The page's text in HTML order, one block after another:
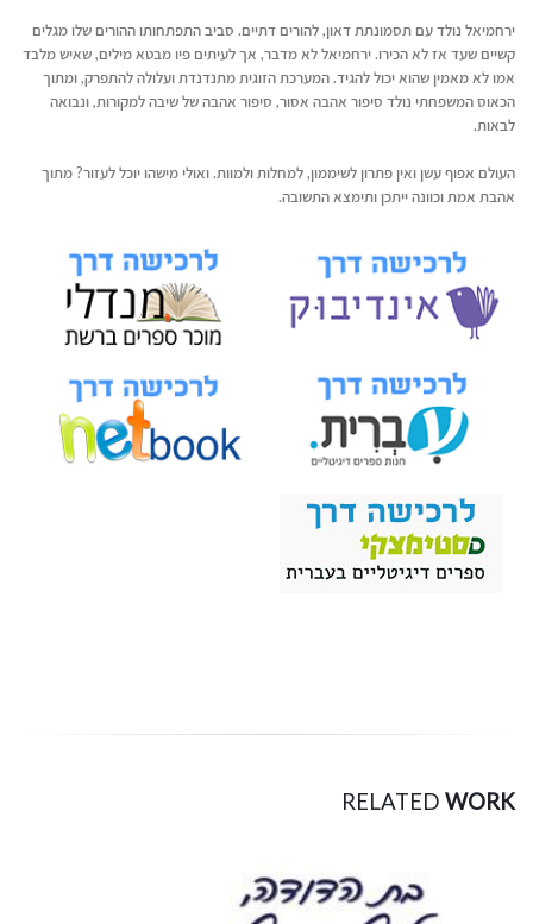
ירחמיאל נולד עם תסמונתת דאון, להורים דתיים. סביב התפתחותו ההורים שלו מגלים
קשיים שעד אז לא הכירו. ירחמיאל לא מדבר, אך לעיתים פיו מבטא מילים, שאיש מלבד
אמו לא מאמין שהוא יכול להגיד. המערכת הזוגית מתנדנדת ועלולה להתפרק, ומתוך
הכאוס המשפחתי נולד סיפור אהבה אסור, סיפור אהבה של שיבה למקורות, ונבואה
לבאות.
העולם אפוף עשן ואין פתרון לשיממון, למחלות ולמוות. ואולי מישהו יוכל לעזור? מתוך
אהבת אמת וכוונה ייתכן ותימצא התשובה.
RELATED WORK